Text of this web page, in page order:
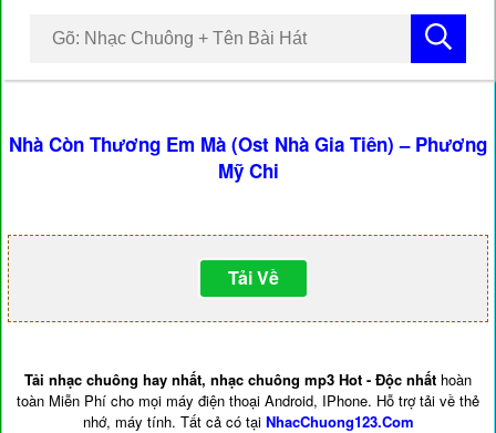
Nhà Còn Thương Em Mà (Ost Nhà Gia Tiên) – Phương
Mỹ Chi
Tải Về
Tải nhạc chuông hay nhất, nhạc chuông mp3 Hot - Độc nhất hoàn
toàn Miễn Phí cho mọi máy điện thoại Android, IPhone. Hỗ trợ tải về thẻ
nhớ, máy tính. Tất cả có tại NhacChuong123.Com